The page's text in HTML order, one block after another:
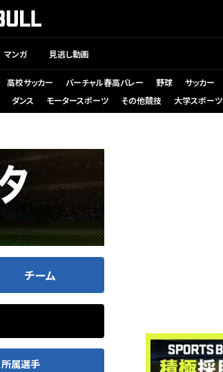
マンガ 見逃し動画
高校サッカー バーチャル春高バレー 野球 サッカー
ダンス モータースポーツ その他競技 大学スポーツ
チーム
所属選手